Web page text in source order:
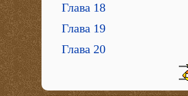
Глава 18
Глава 19
Глава 20